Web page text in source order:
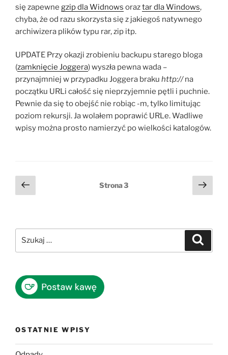
się zapewne gzip dla Widnows oraztar dla Windows,
chyba, że od razu skorzysta się z jakiegoś natywnego
archiwizera plików typu rar, zip itp.
UPDATE Przy okazji zrobieniu backupu starego bloga
(zamknięcie Joggera) wyszła pewna wada –
przynajmniej w przypadku Joggera braku http://na
początku URLi całość się nieprzyjemnie pętli i puchnie.
Pewnie da się to obejść nie robiąc -m, tylko limitując
poziom rekursji. Ja wolałem poprawić URLe. Wadliwe
wpisy można prosto namierzyć po wielkości katalogów.
Stronicowanie
wpisów
Poprzednia
strona
Strona3
OSTATNIE WPISY